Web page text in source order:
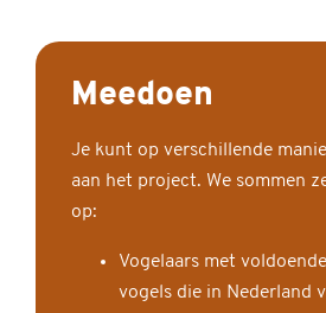
Meedoen
Je kunt op verschillende
aan het project. We sommen
op:
Vogelaars met
vogels die in Nederland